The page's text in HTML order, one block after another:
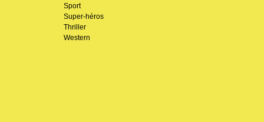
Sport
Super-héros
Thriller
Western